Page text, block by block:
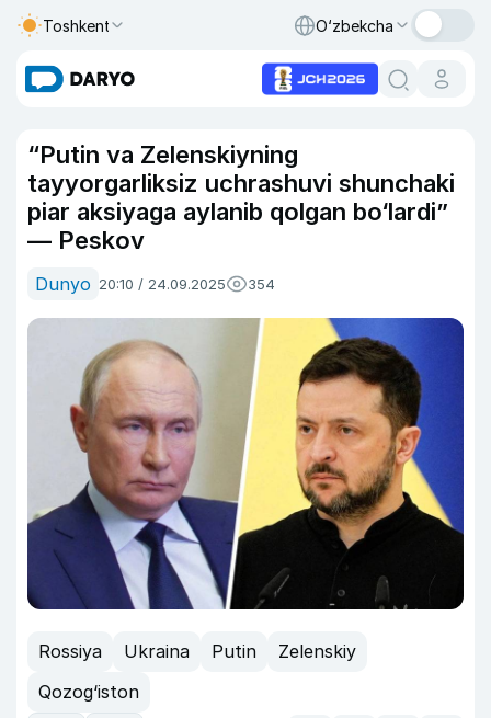
Toshkent O‘zbekcha
“Putin va Zelenskiyning
tayyorgarliksiz uchrashuvi shunchaki
piar aksiyaga aylanib qolgan bo‘lardi”
— Peskov
Dunyo 20:10 / 24.09.2025 354
Rossiya Ukraina Putin
Zelenskiy
Qozog‘iston